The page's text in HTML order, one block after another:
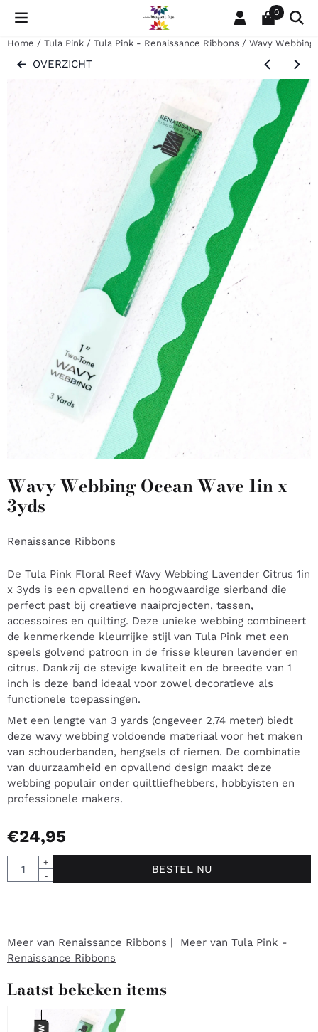
Cookievoorkeuren zijn momenteel gesloten. 0
Home / Tula Pink / Tula Pink - Renaissance Ribbons / Wavy Webbing
OVERZICHT
Wavy Webbing Ocean Wave 1in x
3yds
Renaissance Ribbons
De Tula Pink Floral Reef Wavy Webbing Lavender Citrus 1in
x 3yds is een opvallend en hoogwaardige sierband die
perfect past bij creatieve naaiprojecten, tassen,
accessoires en quilting. Deze unieke webbing combineert
de kenmerkende kleurrijke stijl van Tula Pink met een
speels golvend patroon in de frisse kleuren lavender en
citrus. Dankzij de stevige kwaliteit en de breedte van 1
inch is deze band ideaal voor zowel decoratieve als
functionele toepassingen.
Met een lengte van 3 yards (ongeveer 2,74 meter) biedt
deze wavy webbing voldoende materiaal voor het maken
van schouderbanden, hengsels of riemen. De combinatie
van duurzaamheid en opvallend design maakt deze
webbing populair onder quiltliefhebbers, hobbyisten en
professionele makers.
€24,95
Aantal
+
-
BESTEL NU
Meer van Renaissance Ribbons | Meer van Tula Pink -
Renaissance Ribbons
Laatst bekeken items